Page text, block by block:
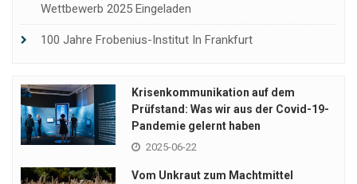
Wettbewerb 2025 Eingeladen
100 Jahre Frobenius-Institut In Frankfurt
Krisenkommunikation auf dem
Prüfstand: Was wir aus der Covid-19-
Pandemie gelernt haben
2025-06-22
Vom Unkraut zum Machtmittel